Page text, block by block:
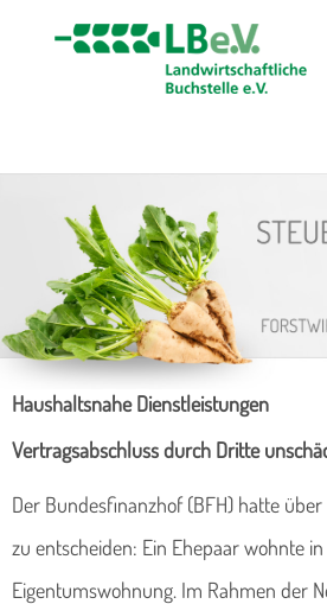
Haushaltsnahe Dienstleistungen
Vertragsabschluss durch Dritte
Der Bundesfinanzhof (BFH) hatte
zu entscheiden: Ein Ehepaar wohnte
Eigentumswohnung. Im Rahmen der